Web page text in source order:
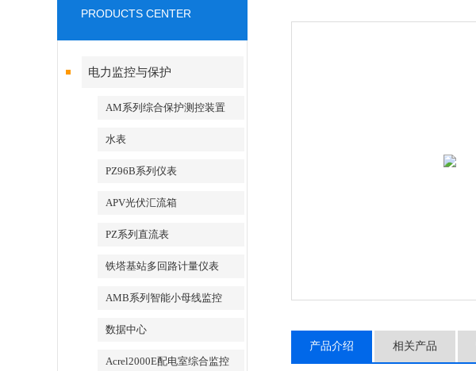
PRODUCTS CENTER
电力监控与保护
AM系列综合保护测控装置
水表
PZ96B系列仪表
APV光伏汇流箱
PZ系列直流表
铁塔基站多回路计量仪表
AMB系列智能小母线监控
数据中心
Acrel2000E配电室综合监控
产品介绍 相关产品